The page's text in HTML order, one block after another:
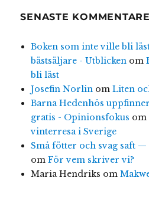
SENASTE
Boken som inte ville bli
bästsäljare - Utblickenom
bli läst
Josefin Norlinom Liten
Barna Hedenhös
gratis - Opinionsfokus om
vinterresa i Sverige
Små fötter och svag saft
om För vem skriver vi?
Maria Hendriks om